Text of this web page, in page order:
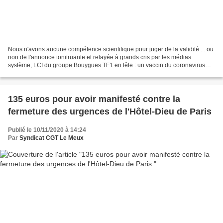
Nous n'avons aucune compétence scientifique pour juger de la validité ... ou
non de l'annonce tonitruante et relayée à grands cris par les médias
système, LCI du groupe Bouygues TF1 en tête : un vaccin du coronavirus
135 euros pour avoir manifesté contre la
fermeture des urgences de l'Hôtel-Dieu de Paris
Publié le 10/11/2020 à 14:24
Par Syndicat CGT Le Meux